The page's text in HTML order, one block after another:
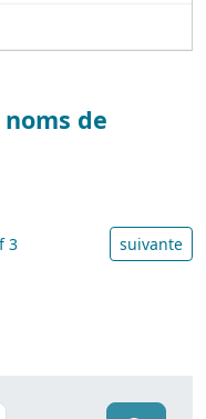
de
3 suivante